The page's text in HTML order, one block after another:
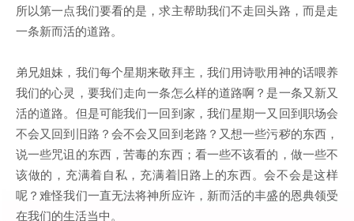
所以第一点我们要看的是，求主帮助我们不走回头路，而是走
一条新而活的道路。
弟兄姐妹，我们每个星期来敬拜主，我们用诗歌用神的话喂养
我们的心灵，要我们走向一条怎么样的道路啊？是一条又新又
活的道路。但是可能我们一回到家，我们星期一又回到职场会
不会又回到旧路？会不会又回到老路？又想一些污秽的东西，
说一些咒诅的东西，苦毒的东西；看一些不该看的，做一些不
该做的，充满着自私，充满着旧路上的东西。会不会是这样
呢？难怪我们一直无法将神所应许，新而活的丰盛的恩典领受
在我们的生活当中。